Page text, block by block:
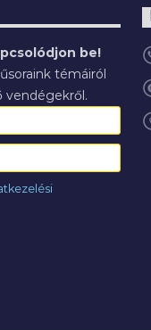
be!
témáiról
vendégekről.